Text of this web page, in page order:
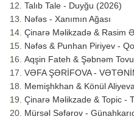
Talıb Tale - Duyğu (2026)
Nəfəs - Xanımın Ağası
Çinarə Məlikzadə & Rasim
Nəfəs & Punhan Piriyev -
Aqşin Fateh & Şəbnəm
VƏFA ŞƏRİFOVA -
Memişhkhan & Könül
Çinarə Məlikzade & Topic -
Mürsəl Səfərov -